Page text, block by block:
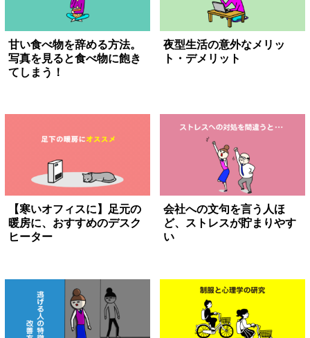
甘い食べ物を辞める方法。
写真を見ると食べ物に飽き
てしまう！
夜型生活の意外なメリッ
ト・デメリット
【寒いオフィスに】足元の
暖房に、おすすめのデスク
ヒーター
会社への文句を言う人ほ
ど、ストレスが貯まりやす
い